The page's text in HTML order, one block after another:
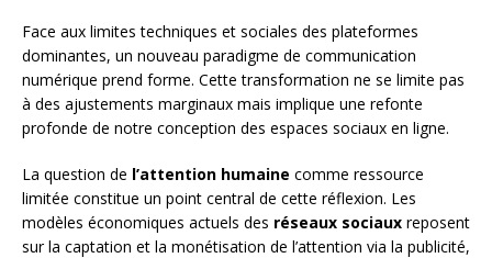
Face aux limites techniques et sociales des plateformes
dominantes, un nouveau paradigme de communication
numérique prend forme. Cette transformation ne se limite pas
à des ajustements marginaux mais implique une refonte
profonde de notre conception des espaces sociaux en ligne.
La question de l’attention humaine comme ressource
limitée constitue un point central de cette réflexion. Les
modèles économiques actuels des réseaux sociaux reposent
sur la captation et la monétisation de l’attention via la publicité,